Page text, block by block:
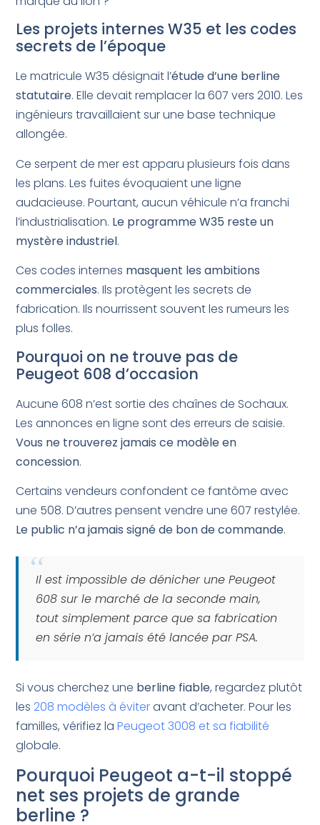
Les projets internes W35 et les codes
secrets de l’époque
Le matricule W35 désignait l’étude d’une berline
statutaire. Elle devait remplacer la 607 vers 2010. Les
ingénieurs travaillaient sur une base technique
allongée.
Ce serpent de mer est apparu plusieurs fois dans
les plans. Les fuites évoquaient une ligne
audacieuse. Pourtant, aucun véhicule n’a franchi
l’industrialisation. Le programme W35 reste un
mystère industriel.
Ces codes internes masquent les ambitions
commerciales. Ils protègent les secrets de
fabrication. Ils nourrissent souvent les rumeurs les
plus folles.
Pourquoi on ne trouve pas de
Peugeot 608 d’occasion
Aucune 608 n’est sortie des chaînes de Sochaux.
Les annonces en ligne sont des erreurs de saisie.
Vous ne trouverez jamais ce modèle en
concession.
Certains vendeurs confondent ce fantôme avec
une 508. D’autres pensent vendre une 607 restylée.
Le public n’a jamais signé de bon de commande.
Il est impossible de dénicher une Peugeot
608 sur le marché de la seconde main,
tout simplement parce que sa fabrication
en série n’a jamais été lancée par PSA.
Si vous cherchez une berline fiable, regardez plutôt
les208 modèles à éviteravant d’acheter. Pour les
familles, vérifiez laPeugeot 3008 et sa fiabilité
globale.
Pourquoi Peugeot a-t-il stoppé
net ses projets de grande
berline ?